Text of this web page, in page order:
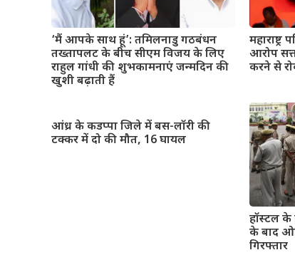
‘मैं आपके साथ हूं’: तमिलनाडु गठबंधन
तख्तापलट के बीच सीएम विजय के लिए
राहुल गांधी की शुभकामनाएं जन्मदिन की
खुशी बढ़ाती हैं
आरोप
करने से
आंध्र के कडप्पा जिले में बस-लॉरी की
टक्कर में दो की मौत, 16 घायल
हॉस्टल के
के बाद
गिरफ्तार